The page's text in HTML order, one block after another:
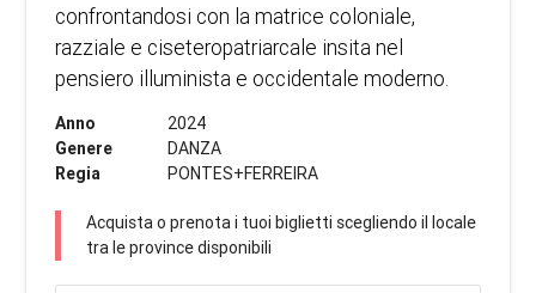
confrontandosi con la matrice coloniale,
razziale e ciseteropatriarcale insita nel
pensiero illuminista e occidentale moderno.
Anno
2024
Genere
DANZA
Regia
PONTES+FERREIRA
Acquista o prenota i tuoi biglietti scegliendo il locale
tra le province disponibili